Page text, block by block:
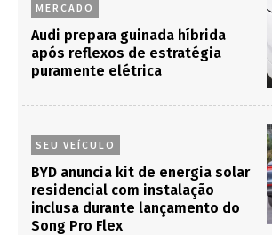
MERCADO
Audi prepara guinada híbrida
após reflexos de estratégia
puramente elétrica
SEU VEÍCULO
BYD anuncia kit de energia solar
residencial com instalação
inclusa durante lançamento do
Song Pro Flex